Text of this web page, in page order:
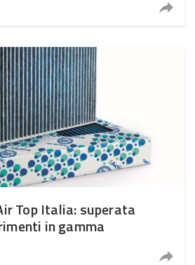
Top Italia: superata
in gamma